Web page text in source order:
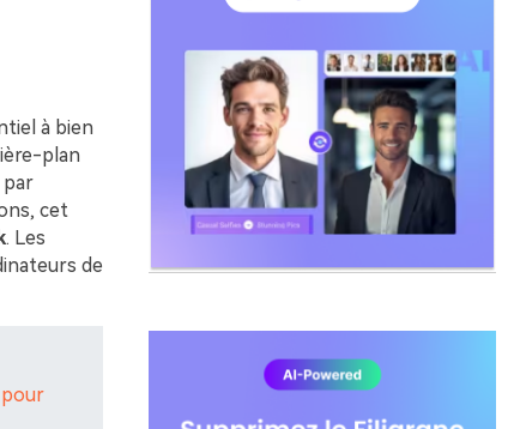
à bien
plan
par
cet
. Les
de